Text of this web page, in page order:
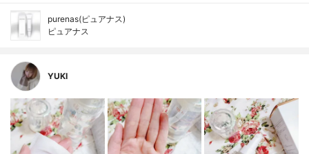
purenas(ピュアナス)
ピュアナス
YUKI